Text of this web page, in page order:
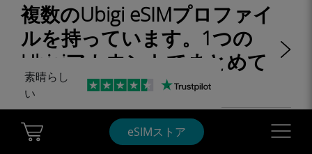
eSIMストア
複数のUbigi eSIMプロファイ
ルを持っています。1つの
Ubigiアカウントでまとめて
管理できますか？
旅行中または使用しないと
素晴らし
い